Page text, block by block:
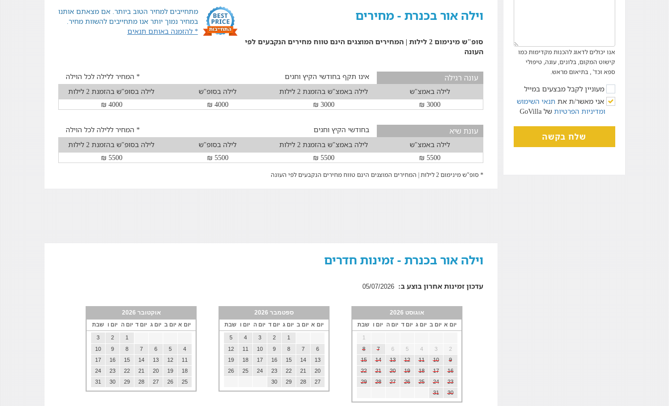
אנו יכולים לדאוג להכנות מקדימות כמו
קישוט המקום, בלונים, עוגה, טיפולי
ספא וכד' , בתיאום מראש.
מעוניין לקבל מבצעים במייל
אני מאשר/ת את תנאי השימוש
ומדיניות הפרטיות של GoVilla
שלח בקשה
מתחייבים למחיר הטוב ביותר. אם מצאתם אותנו
במחיר נמוך יותר אנו מתחייבים להשוות מחיר.
* להזמנה באותם תנאים
וילה אור בכנרת - מחירים
סופ"ש מינימום 2 לילות | המחירים המוצגים הינם טווח מחירים הנקבעים לפי
העונה
עונה רגילה * המחיר ללילה לכל הוילה
אינו תקף בחודשי הקיץ וחגים
לילה באמצ"ש
לילה באמצ"ש בהזמנת 2 לילות לילה בסופ"ש
לילה בסופ"ש בהזמנת 2 לילות
3000 ₪
3000 ₪
4000 ₪
4000 ₪
עונת שיא * המחיר ללילה לכל הוילה
בחודשי הקיץ וחגים
לילה באמצ"ש
לילה באמצ"ש בהזמנת 2 לילות לילה בסופ"ש
לילה בסופ"ש בהזמנת 2 לילות
5500 ₪
5500 ₪
5500 ₪
5500 ₪
* סופ"ש מינימום 2 לילות | המחירים המוצגים הינם טווח מחירים הנקבעים לפי העונה
וילה אור בכנרת - זמינות חדרים
עדכון זמינות אחרון בוצע ב: 05/07/2026
אוגוסט 2026
יום א יום ב יום ג יום ד יום ה יום ו שבת
1
2
3
4
5
6
7
8
9
10
11
12
13
14
15
16
17
18
19
20
21
22
23
24
25
26
27
28
29
30
31
ספטמבר 2026
יום א יום ב יום ג יום ד יום ה יום ו שבת
1
2
3
4
5
6
7
8
9
10
11
12
13
14
15
16
17
18
19
20
21
22
23
24
25
26
27
28
29
30
אוקטובר 2026
יום א יום ב יום ג יום ד יום ה יום ו שבת
1
2
3
4
5
6
7
8
9
10
11
12
13
14
15
16
17
18
19
20
21
22
23
24
25
26
27
28
29
30
31